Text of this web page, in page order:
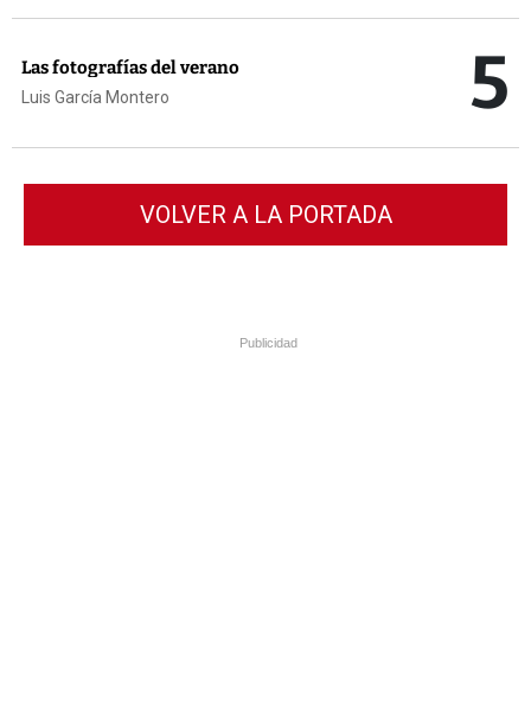
Las fotografías del verano
Luis García Montero 5
VOLVER A LA PORTADA
Publicidad